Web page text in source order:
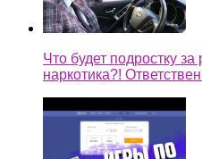
Что будет подростку
наркотика?!